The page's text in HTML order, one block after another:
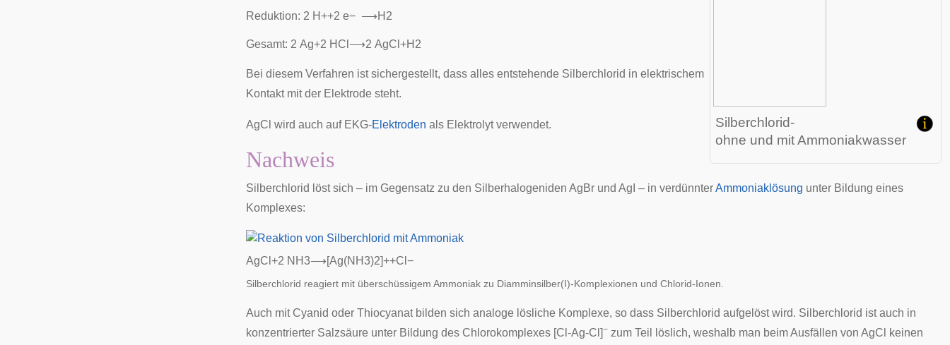
Silberchlorid-
ohne und mit Ammoniakwasser
Reduktion: 2 H++2 e− ⟶H 2
Gesamt: 2 Ag+2 H C ⟶2 AgC +H 2
Bei diesem Verfahren ist sichergestellt, dass alles entstehende Silberchlorid in elektrischem
Kontakt mit der Elektrode steht.
AgCl wird auch auf EKG-Elektroden als Elektrolyt verwendet.
Nachweis
Silberchlorid löst sich – im Gegensatz zu den Silberhalogeniden AgBr und AgI – in verdünnterAmmoniaklösung unter Bildung eines
Komplexes:
AgC +2 N H3⟶[Ag(N H3)2]++C −
Silberchlorid reagiert mit überschüssigem Ammoniak zu Diamminsilber(I)-Komplexionen und Chlorid-Ionen.
Auch mit Cyanid oder Thiocyanat bilden sich analoge lösliche Komplexe, so dass Silberchlorid aufgelöst wird. Silberchlorid ist auch in
konzentrierter Salzsäure unter Bildung des Chlorokomplexes [Cl-Ag-Cl]− zum Teil löslich, weshalb man beim Ausfällen von AgCl keinen